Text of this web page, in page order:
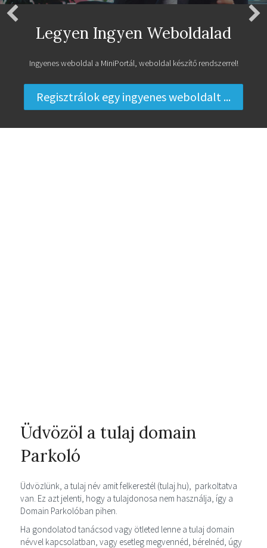
Legyen Ingyen Weboldalad
Ingyenes weboldal a MiniPortál, weboldal készítő rendszerrel!
Regisztrálok egy ingyenes weboldalt ...
Üdvözöl a tulaj domain
Parkoló
Üdvözlünk, a tulaj név amit felkerestél (tulaj.hu), parkoltatva
van. Ez azt jelenti, hogy a tulajdonosa nem használja, így a
Domain Parkolóban pihen.
Ha gondolatod tanácsod vagy ötleted lenne a tulaj domain
névvel kapcsolatban, vagy esetleg megvennéd, bérelnéd, úgy